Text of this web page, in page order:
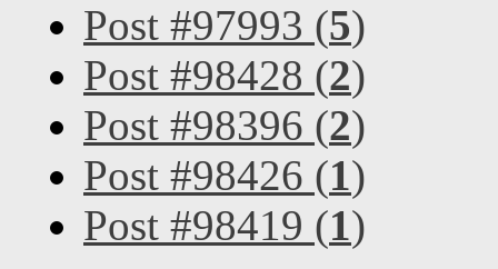
Post #97993 (5)
Post #98428 (2)
Post #98396 (2)
Post #98426 (1)
Post #98419 (1)